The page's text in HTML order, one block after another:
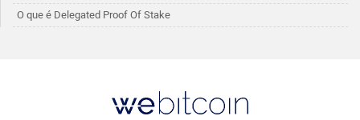
O que é Delegated Proof Of Stake